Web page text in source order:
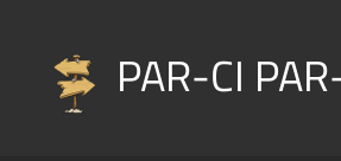
contenu
PAR-CI